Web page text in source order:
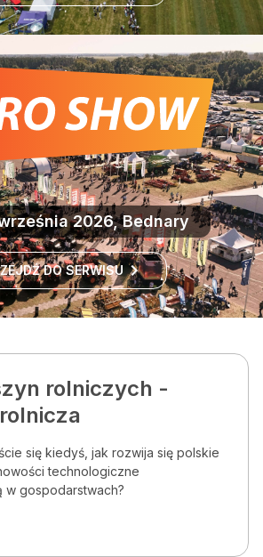
2026, Bednary
DO SERWISU
rolniczych -
się kiedyś, jak rozwija się polskie
technologiczne
w gospodarstwach?